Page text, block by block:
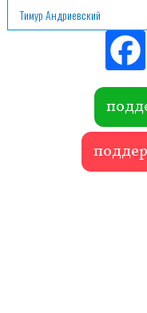
Тимур Андриевский